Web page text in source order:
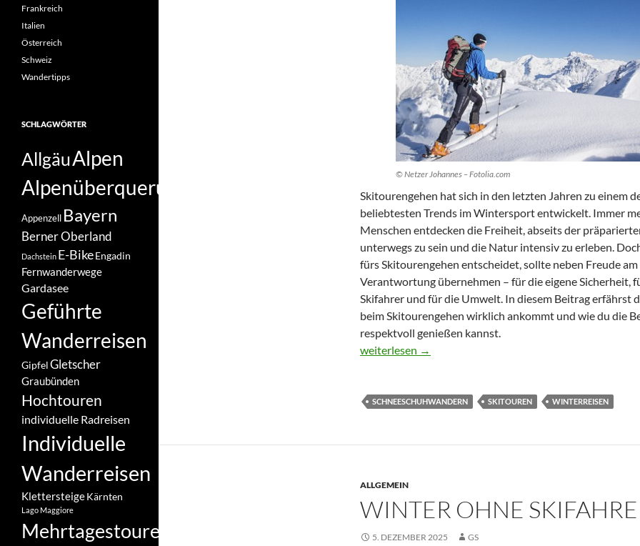
© Netzer Johannes – Fotolia.com
Skitourengehen hat sich in den letzten Jahren zu einem
beliebtesten Trends im Wintersport entwickelt. Immer
Menschen entdecken die Freiheit, abseits der
unterwegs zu sein und die Natur intensiv zu erleben.
fürs Skitourengehen entscheidet, sollte neben Freude
Verantwortung übernehmen – für die eigene Sicherheit,
Skifahrer und für die Umwelt. In diesem Beitrag erfährst
beim Skitourengehen wirklich ankommt und wie du die
respektvoll genießen kannst.
Skitourengehen: richtiges Verhalten in den Bergen
weiterlesen →
SCHNEESCHUHWANDERN SKITOUREN WINTERREISEN
ALLGEMEIN
WINTER OHNE
5. DEZEMBER 2025 GS
Frankreich
Italien
Österreich
Schweiz
Wandertipps
SCHLAGWÖRTER
AllgäuAlpen
Alpenüberquerungen
Appenzell Bayern
Berner Oberland
Dachstein E-BikeEngadin
Fernwanderwege
Gardasee
Geführte
Wanderreisen
GipfelGletscher
Graubünden
Hochtouren
individuelle Radreisen
Individuelle
Wanderreisen
KlettersteigeKärnten
Lago Maggiore
Mehrtagestouren